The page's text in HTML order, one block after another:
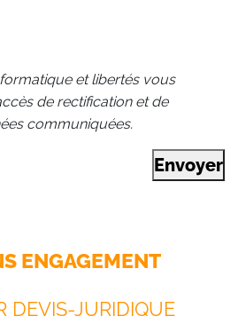
et libertés vous
de rectification et de
communiquées.
Envoyer
ENGAGEMENT
DEVIS-JURIDIQUE